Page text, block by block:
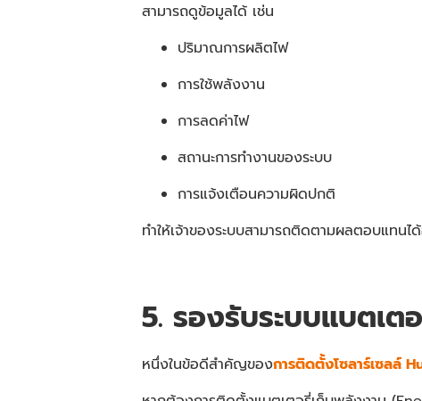
สามารถดูข้อมูลได้ เช่น
ปริมาณการผลิตไฟ
การใช้พลังงาน
การลดค่าไฟ
สถานะการทำงานของระบบ
การแจ้งเตือนความผิดปกติ
ทำให้เจ้าของระบบสามารถติดตามผลตอบแทนไ
5. รองรับระบบแบตเต
หนึ่งในข้อดีสำคัญของการติดตั้งโซลาร์เซลล์